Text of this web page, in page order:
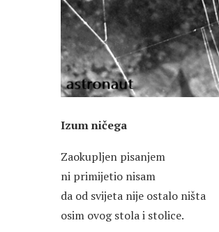
Izum ničega
Zaokupljen pisanjem
ni primijetio nisam
da od svijeta nije ostalo ništa
osim ovog stola i stolice.